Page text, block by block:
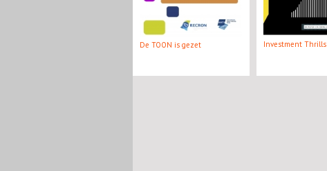
De TOON is gezet Investment Thrills